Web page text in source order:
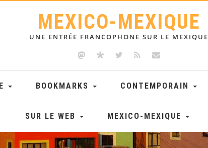
MEXICO-MEXIQUE
UNE ENTRÉE FRANCOPHONE SUR LE MEXIQUE
BOOKMARKS CONTEMPORAIN
SUR LE WEB MEXICO-MEXIQUE